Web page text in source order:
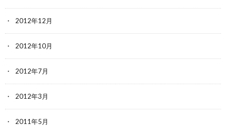
2012年12月
2012年10月
2012年7月
2012年3月
2011年5月